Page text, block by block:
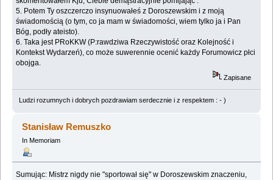
5. Potem Ty oszczerczo insynuowałeś z Doroszewskim i z moją
świadomością (o tym, co ja mam w świadomości, wiem tylko ja i Pan
Bóg, podły ateisto).
6. Taka jest PRoKKW (P:rawdziwa Rzeczywistość oraz Kolejność i
Kontekst Wydarzeń), co może suwerennie ocenić każdy Forumowicz płci
obojga.
Zapisane
Ludzi rozumnych i dobrych pozdrawiam serdecznie i z respektem : - )
Stanisław Remuszko
In Memoriam
Sumując: Mistrz nigdy nie "sportował się" w Doroszewskim znaczeniu,